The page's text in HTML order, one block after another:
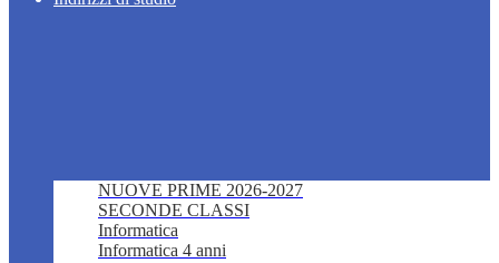
NUOVE PRIME 2026-2027
SECONDE CLASSI
Informatica
Informatica 4 anni